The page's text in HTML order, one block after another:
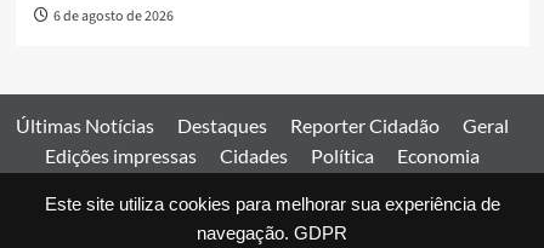
Este site utiliza cookies para melhorar sua experiência de
navegação. GDPR
6 de agosto de 2026
Últimas Notícias Destaques Reporter Cidadão
Geral
Edições impressas
Cidades Política
Economia
Comercial
Edições impressas Expediente Home